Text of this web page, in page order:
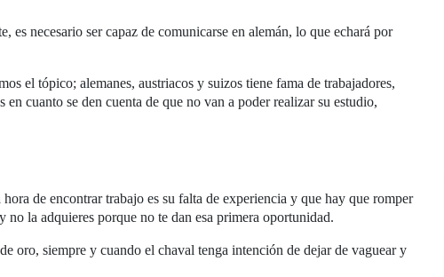
es necesario ser capaz de comunicarse en alemán, lo que echará por
el tópico; alemanes, austriacos y suizos tiene fama de trabajadores,
cuanto se den cuenta de que no van a poder realizar su estudio,
de encontrar trabajo es su falta de experiencia y que hay que romper
la adquieres porque no te dan esa primera oportunidad.
oro, siempre y cuando el chaval tenga intención de dejar de vaguear y